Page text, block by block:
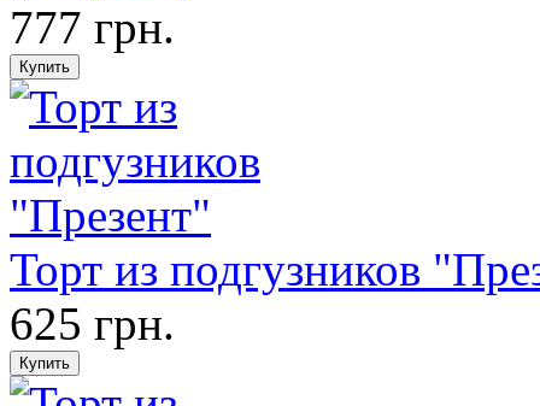
777 грн.
Торт из подгузников
625 грн.